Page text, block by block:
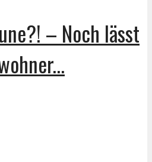
– Noch lässt